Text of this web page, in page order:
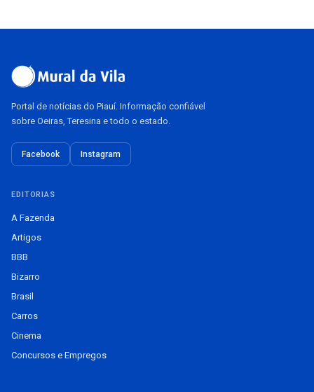
Portal de notícias do Piauí. Informação confiável
sobre Oeiras, Teresina e todo o estado.
Facebook Instagram
EDITORIAS
A Fazenda
Artigos
BBB
Bizarro
Brasil
Carros
Cinema
Concursos e Empregos